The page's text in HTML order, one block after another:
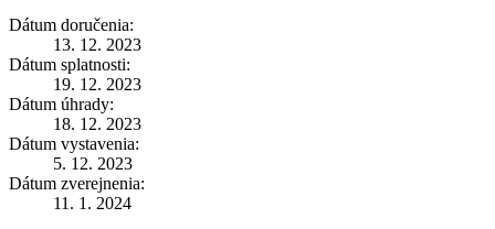
Dátum doručenia:
13. 12. 2023
Dátum splatnosti:
19. 12. 2023
Dátum úhrady:
18. 12. 2023
Dátum vystavenia:
5. 12. 2023
Dátum zverejnenia:
11. 1. 2024